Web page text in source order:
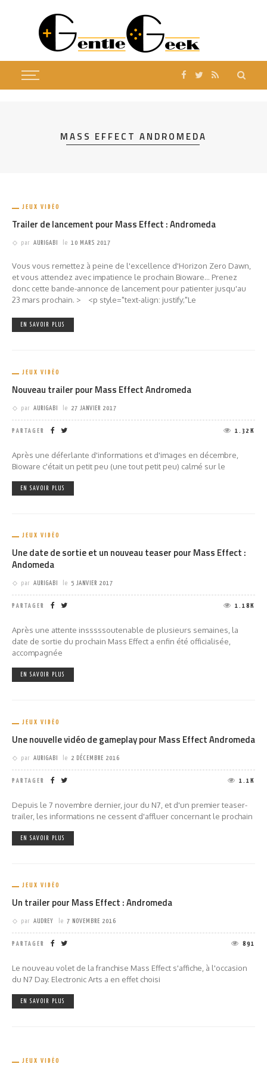
MASS EFFECT ANDROMEDA
JEUX VIDÉO
Trailer de lancement pour Mass Effect : Andromeda
par AURIGABI le 10 MARS 2017
Vous vous remettez à peine de l'excellence d'Horizon Zero Dawn,
et vous attendez avec impatience le prochain Bioware... Prenez
donc cette bande-annonce de lancement pour patienter jusqu'au
23 mars prochain. > <p style="text-align: justify;"Le
EN SAVOIR PLUS
JEUX VIDÉO
Nouveau trailer pour Mass Effect Andromeda
par AURIGABI le 27 JANVIER 2017
PARTAGER 1.32K
Après une déferlante d'informations et d'images en décembre,
Bioware c'était un petit peu (une tout petit peu) calmé sur le
EN SAVOIR PLUS
JEUX VIDÉO
Une date de sortie et un nouveau teaser pour Mass Effect :
Andomeda
par AURIGABI le 5 JANVIER 2017
PARTAGER 1.18K
Après une attente insssssoutenable de plusieurs semaines, la
date de sortie du prochain Mass Effect a enfin été officialisée,
accompagnée
EN SAVOIR PLUS
JEUX VIDÉO
Une nouvelle vidéo de gameplay pour Mass Effect Andromeda
par AURIGABI le 2 DÉCEMBRE 2016
PARTAGER 1.1K
Depuis le 7 novembre dernier, jour du N7, et d'un premier teaser-
trailer, les informations ne cessent d'affluer concernant le prochain
EN SAVOIR PLUS
JEUX VIDÉO
Un trailer pour Mass Effect : Andromeda
par AUDREY le 7 NOVEMBRE 2016
PARTAGER 891
Le nouveau volet de la franchise Mass Effect s'affiche, à l'occasion
du N7 Day. Electronic Arts a en effet choisi
EN SAVOIR PLUS
JEUX VIDÉO